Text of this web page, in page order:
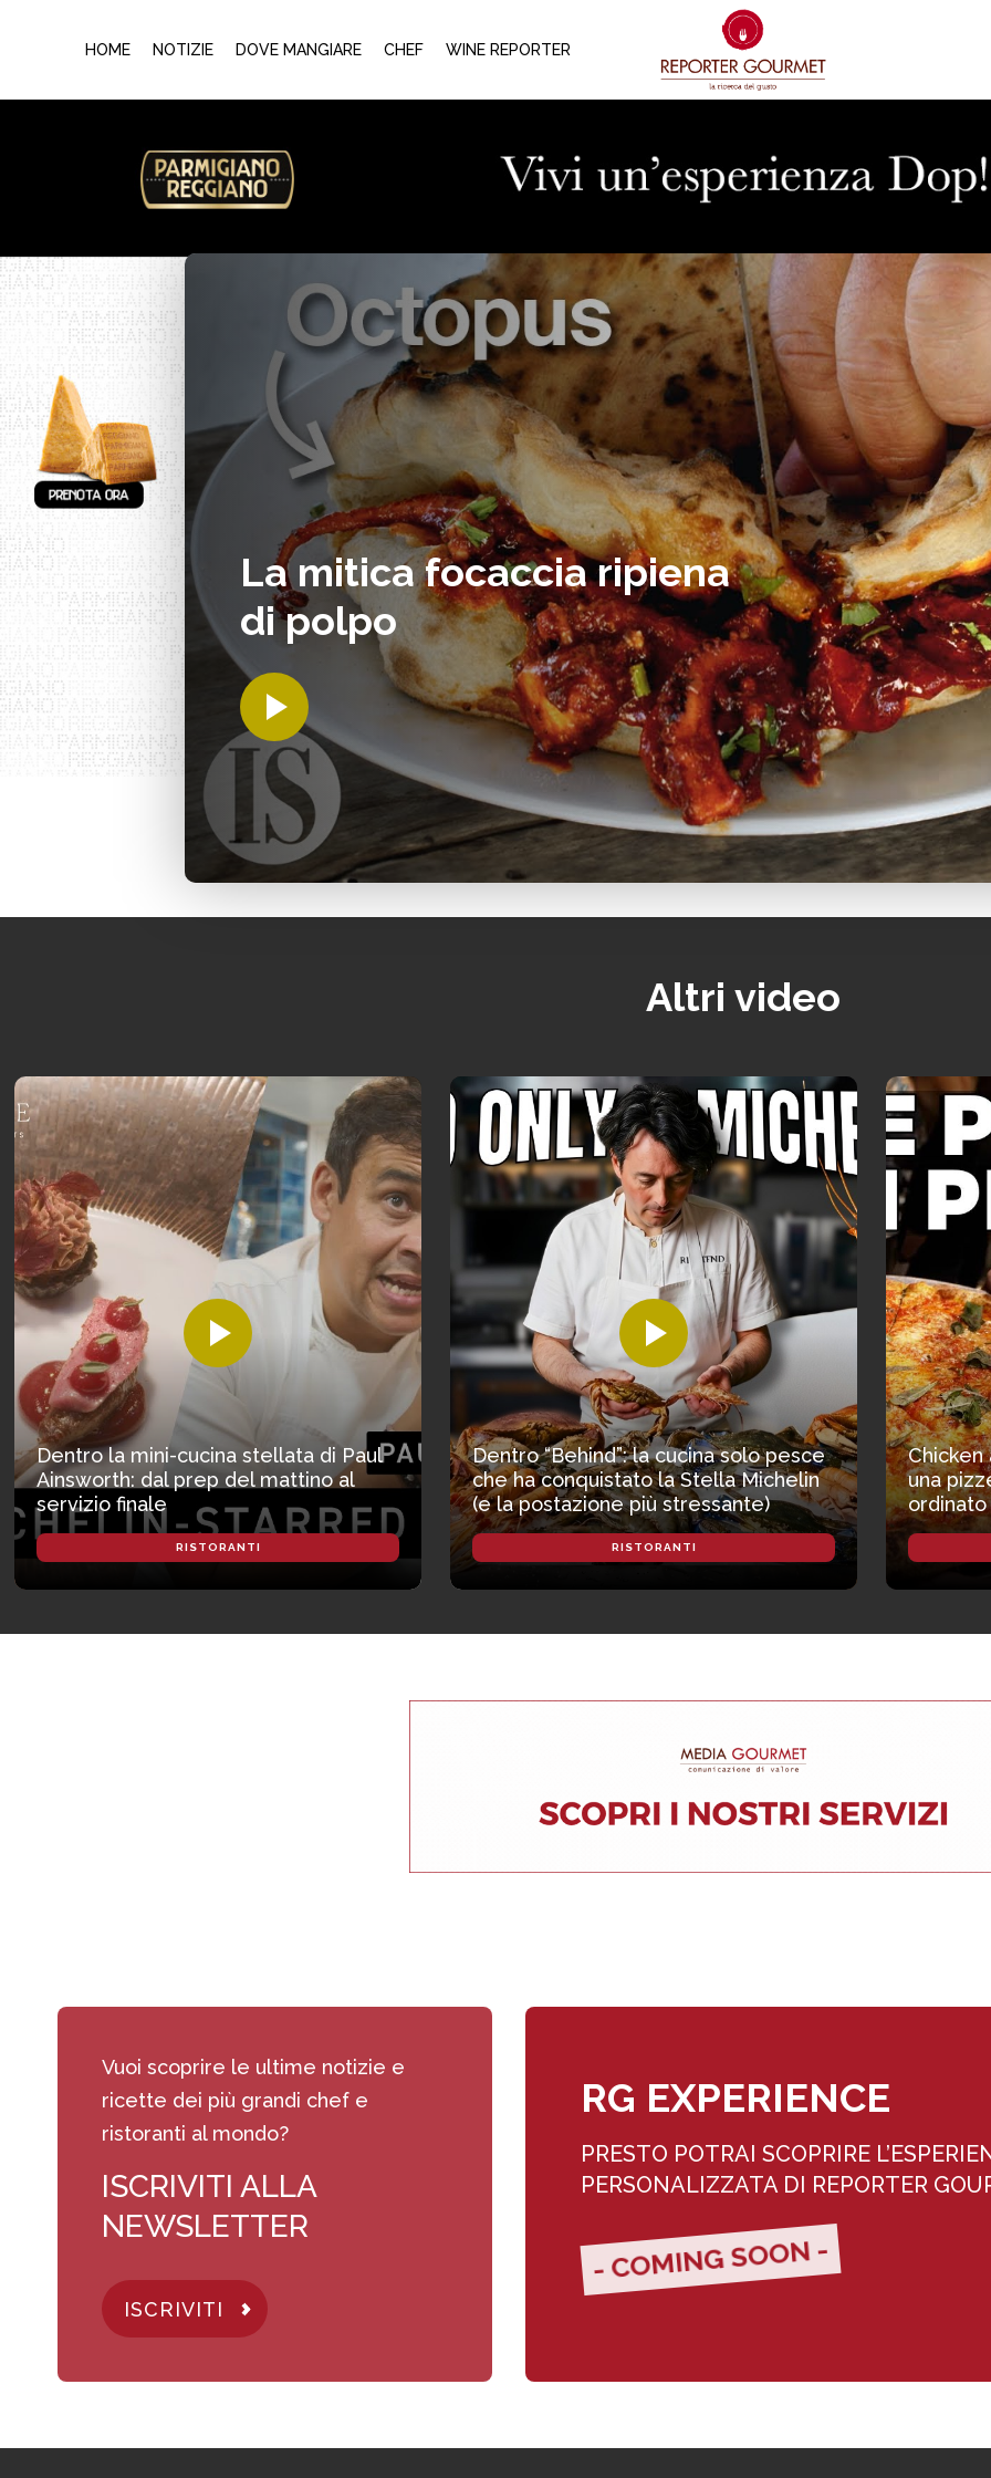
HOME NOTIZIE DOVE MANGIARE CHEF WINE REPORTER
La mitica focaccia ripiena
di polpo
Altri video
Dentro la mini-cucina stellata di Paul
Ainsworth: dal prep del mattino al
servizio finale
RISTORANTI
Dentro “Behind”: la cucina solo pesce
che ha conquistato la Stella Michelin
(e la postazione più stressante)
RISTORANTI
Chicken
una
ordinato
Vuoi scoprire le ultime notizie e
ricette dei più grandi chef e
ristoranti al mondo?
ISCRIVITI ALLA
NEWSLETTER
ISCRIVITI
RG EXPERIENCE
PRESTO POTRAI SCOPRIRE
PERSONALIZZATA DI REPORTER
- COMING SOON -